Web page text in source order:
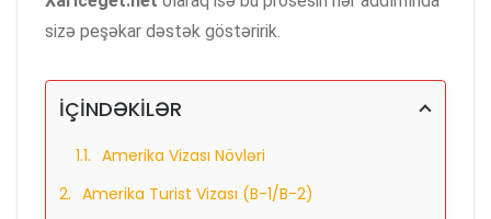
sizə peşəkar dəstək göstəririk.
İÇİNDƏKİLƏR
Amerika Vizası Növləri
Amerika Turist Vizası (B-1/B-2)